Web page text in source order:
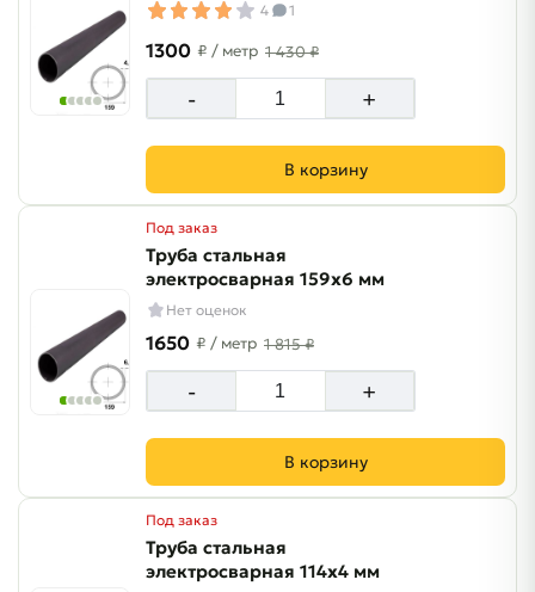
4 1
1300 ₽ / метр 1 430 ₽
- +
В корзину
Под заказ
Труба стальная
электросварная 159х6 мм
Нет оценок
1650 ₽ / метр 1 815 ₽
- +
В корзину
Под заказ
Труба стальная
электросварная 114х4 мм